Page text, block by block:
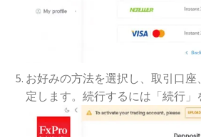
お好みの方法を選択し、取引口
定します。続行するには「続行」